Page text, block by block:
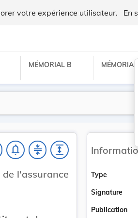
votre expérience utilisateur. En
MÉMORIAL B MÉMORIAL
notifications_none compress expand
l'assurance
Type
Signature
Publication